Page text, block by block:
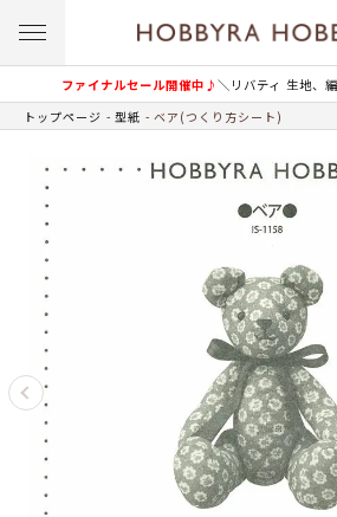
ファイナルセール開催中♪＼リバティ 生地、
トップページ 型紙 ベア(つくり方シート)